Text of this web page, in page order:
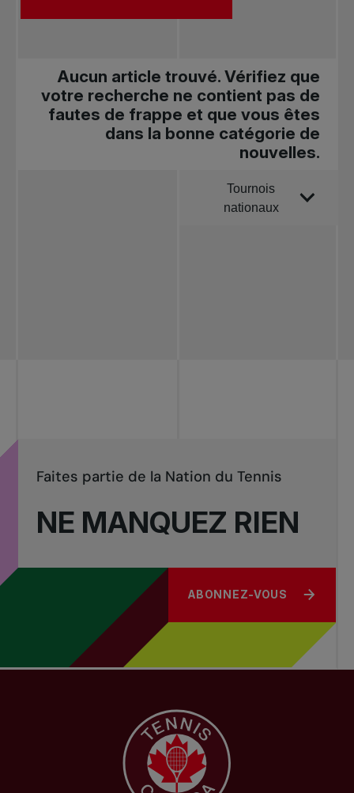
Aucun article trouvé. Vérifiez que
votre recherche ne contient pas de
fautes de frappe et que vous êtes
dans la bonne catégorie de
nouvelles.
Tournois
nationaux
NE MANQUEZ RIEN
Faites partie de la Nation du Tennis
ABONNEZ-VOUS